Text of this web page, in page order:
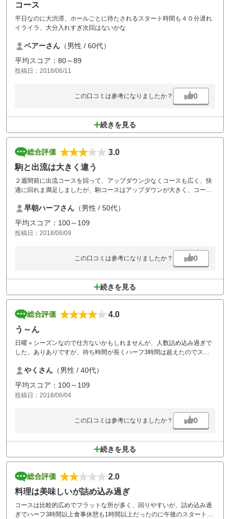
コース
平日なのに大渋滞、ホールごとに待たされるスタート時間も４０分遅れ
イライラ、大分入れすぎ次回はないかな
ベアーさん （男性 / 60代）
平均スコア：80～89
投稿日：2018/06/11
この口コミは参考になりましたか？ 0
続きを見る
総合評価
3.0
駒と出流は大きく違う
２週間前に出流コースを回って、アップダウン少なくコースも広く、快
適に回れま満足しましたが、駒コースはアップダウンが大きく、コース
料金に差がついているのが理解できます。
早朝ハーフさん （男性 / 50代）
平均スコア：100～109
投稿日：2018/06/09
この口コミは参考になりましたか？ 0
続きを見る
総合評価
4.0
う～ん
日曜＋シーズンなので仕方ないかもしれませんが、人数詰め込み過ぎで
した。ありありですが、待ち時間が長くハーフ3時間は超えたのでスム
し残念でした。
やくさん （男性 / 40代）
平均スコア：100～109
投稿日：2018/06/04
この口コミは参考になりましたか？ 0
続きを見る
総合評価
2.0
料理は美味しいが詰め込み過ぎ
コースは比較的広めでフラットな所が多く、回りやすいが、詰め込み過
ぎでハーフ3時間以上食事休憩も1時間以上だったのに午後のスタートで